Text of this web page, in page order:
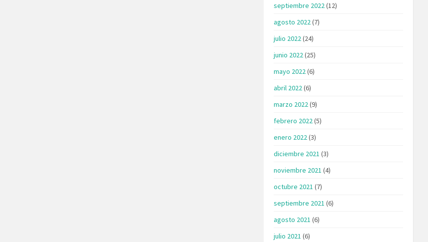
septiembre 2022 (12)
agosto 2022 (7)
julio 2022 (24)
junio 2022 (25)
mayo 2022 (6)
abril 2022 (6)
marzo 2022 (9)
febrero 2022 (5)
enero 2022 (3)
diciembre 2021 (3)
noviembre 2021 (4)
octubre 2021 (7)
septiembre 2021 (6)
agosto 2021 (6)
julio 2021 (6)